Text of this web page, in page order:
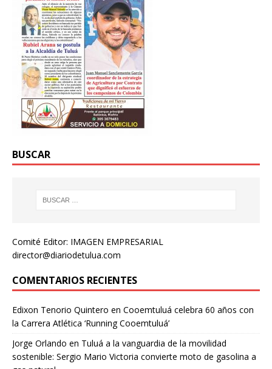
BUSCAR
Comité Editor: IMAGEN EMPRESARIAL
director@diariodetulua.com
COMENTARIOS RECIENTES
Edixon Tenorio Quintero en Cooemtuluá celebra 60 años con
la Carrera Atlética ‘Running Cooemtuluá’
Jorge Orlando en Tuluá a la vanguardia de la movilidad
sostenible: Sergio Mario Victoria convierte moto de gasolina a